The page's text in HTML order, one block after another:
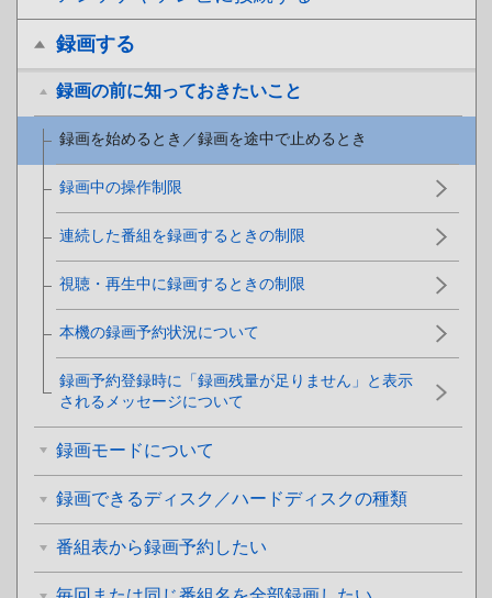
録画する
録画の前に知っておきたいこと
録画を始めるとき／録画を途中で止めるとき
録画中の操作制限
連続した番組を録画するときの制限
視聴・再生中に録画するときの制限
本機の録画予約状況について
録画予約登録時に「録画残量が足りません」と表示
されるメッセージについて
録画モードについて
録画できるディスク／ハードディスクの種類
番組表から録画予約したい